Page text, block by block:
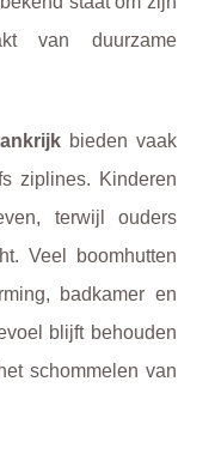
van duurzame
bieden vaak
ziplines. Kinderen
terwijl ouders
Veel boomhutten
badkamer en
blijft behouden
schommelen van